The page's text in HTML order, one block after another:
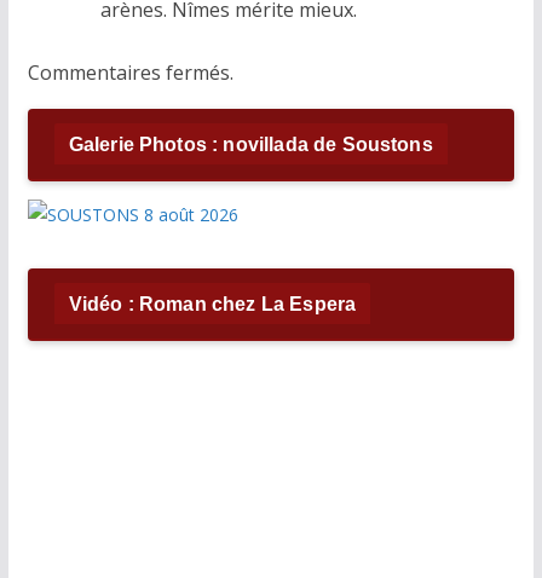
arènes. Nîmes mérite mieux.
Commentaires fermés.
Galerie Photos : novillada de Soustons
Vidéo : Roman chez La Espera